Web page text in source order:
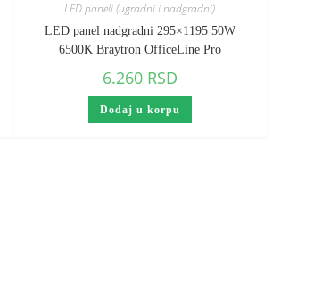
LED paneli (ugradni i nadgradni)
LED panel nadgradni 295×1195 50W
6500K Braytron OfficeLine Pro
6.260 RSD
Dodaj u korpu